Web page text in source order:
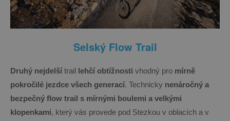
Selský Flow Trail
Druhý nejdelšítrail lehčí obtížnosti vhodný pro mírně
pokročilé jezdce všech generací. Technicky nenáročný a
bezpečný flow trail s mírnými boulemi a velkými
klopenkami, který vás provede pod Stez­kou v oblacích a v